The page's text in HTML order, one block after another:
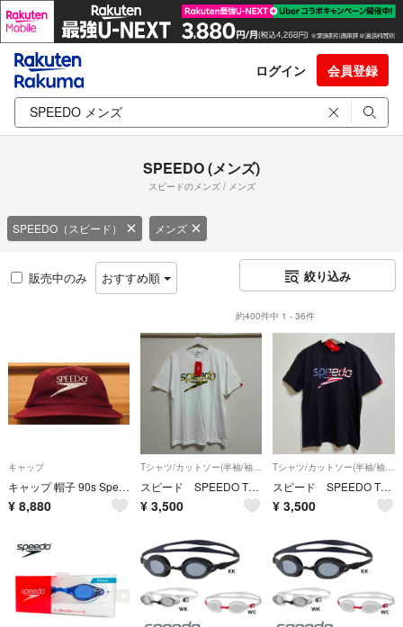
ログイン 会員登録
SPEEDO (メンズ)
スピードのメンズ / メンズ
SPEEDO（スピード） メンズ
販売中のみ おすすめ順 絞り込み
約400件中 1 - 36件
キャップ
キャップ 帽子 90s Speedo スピード 美品 スナップバック 6パネル
¥ 8,880
Tシャツ/カットソー(半袖/袖なし)
スピード SPEEDO Tシャツ 半袖 メンズLサイズ 新品未使用 ホワイト
¥ 3,500
Tシャツ/カットソー(半袖/袖なし)
スピード SPEEDO Tシャツ 半袖 メンズLサイズ 新品未使用
¥ 3,500